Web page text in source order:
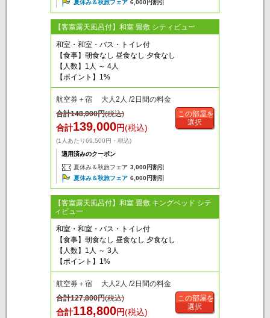
夏休み＆秋旅フェア 6,000円割引
【客室露天風呂付】和室 畳敷 シティビュー
和室・和室・バス・トイレ付
【食事】朝食なし 昼食なし 夕食なし
【人数】1人 ～ 4人
【ポイント】1%
航空券＋宿 大人2人 /2日間の料金
合計148,000円(税込)
合計139,000円(税込)
(1人あたり69,500円・税込)
適用済みのクーポン
夏休み＆秋旅フェア 3,000円割引
夏休み＆秋旅フェア 6,000円割引
この部屋を
選択
【客室露天風呂付】和室 畳敷 キングベッド シテ
ィビュー
和室・和室・バス・トイレ付
【食事】朝食なし 昼食なし 夕食なし
【人数】1人 ～ 3人
【ポイント】1%
航空券＋宿 大人2人 /2日間の料金
合計127,800円(税込)
合計118,800円(税込)
この部屋を
選択